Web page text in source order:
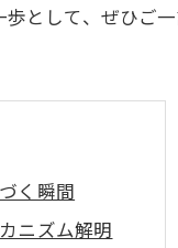
として、ぜひご一
く瞬間
ニズム解明